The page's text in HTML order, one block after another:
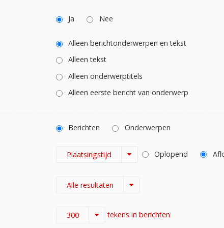
Ja Nee
Alleen berichtonderwerpen en tekst
Alleen tekst
Alleen onderwerptitels
Alleen eerste bericht van onderwerp
Berichten Onderwerpen
Plaatsingstijd Oplopend
Alle resultaten
300 tekens in berichten